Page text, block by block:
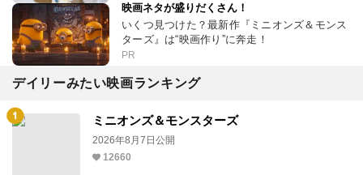
映画ネタが盛りだくさん！
いくつ見つけた？最新作『ミニオンズ＆モンス
ターズ』は“映画作り”に奔走！
PR
デイリーみたい映画ランキング
ミニオンズ＆モンスターズ
2026年8月7日公開
12660